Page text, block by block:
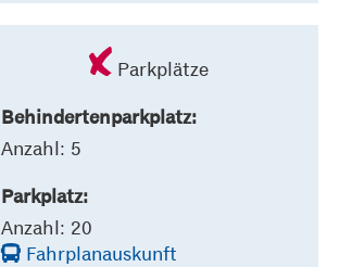
Parkplätze
Behindertenparkplatz:
Anzahl: 5
Parkplatz:
Anzahl: 20
Fahrplanauskunft